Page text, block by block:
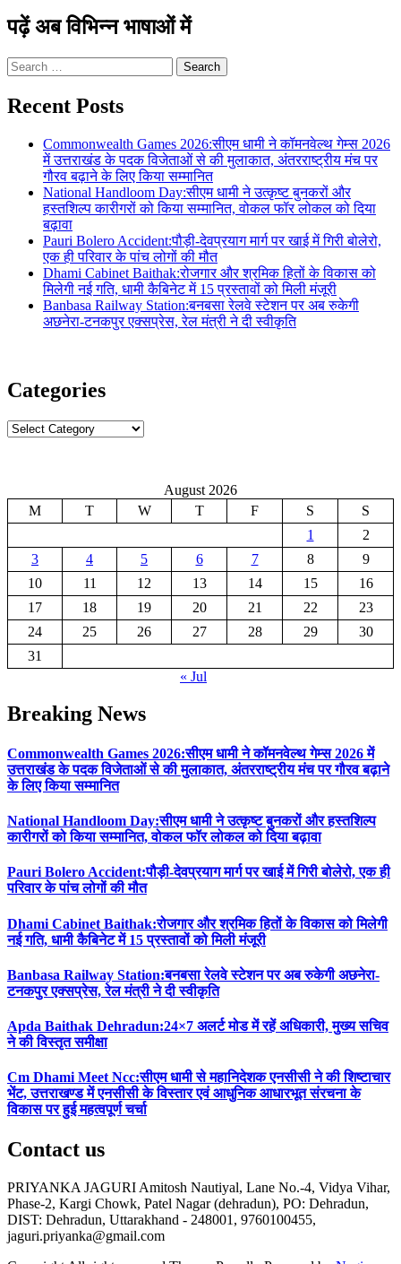
पढ़ें अब विभिन्न भाषाओं में
Search
for:
Recent Posts
Commonwealth Games 2026:सीएम धामी ने कॉमनवेल्थ गेम्स 2026
में उत्तराखंड के पदक विजेताओं से की मुलाकात, अंतरराष्ट्रीय मंच पर
गौरव बढ़ाने के लिए किया सम्मानित
National Handloom Day:सीएम धामी ने उत्कृष्ट बुनकरों और
हस्तशिल्प कारीगरों को किया सम्मानित, वोकल फॉर लोकल को दिया
बढ़ावा
Pauri Bolero Accident:पौड़ी-देवप्रयाग मार्ग पर खाई में गिरी बोलेरो,
एक ही परिवार के पांच लोगों की मौत
Dhami Cabinet Baithak:रोजगार और श्रमिक हितों के विकास को
मिलेगी नई गति, धामी कैबिनेट में 15 प्रस्तावों को मिली मंजूरी
Banbasa Railway Station:बनबसा रेलवे स्टेशन पर अब रुकेगी
अछनेरा-टनकपुर एक्सप्रेस, रेल मंत्री ने दी स्वीकृति
Categories
Categories
August 2026
M
T W T F S
S
1
2
3
4 5 6 7 8
9
10
11 12 13 14 15
16
17
18 19 20 21 22
23
24
25 26 27 28 29
30
31
« Jul
Breaking News
Commonwealth Games 2026:सीएम धामी ने कॉमनवेल्थ गेम्स 2026 में
उत्तराखंड के पदक विजेताओं से की मुलाकात, अंतरराष्ट्रीय मंच पर गौरव बढ़ाने
के लिए किया सम्मानित
National Handloom Day:सीएम धामी ने उत्कृष्ट बुनकरों और हस्तशिल्प
कारीगरों को किया सम्मानित, वोकल फॉर लोकल को दिया बढ़ावा
Pauri Bolero Accident:पौड़ी-देवप्रयाग मार्ग पर खाई में गिरी बोलेरो, एक ही
परिवार के पांच लोगों की मौत
Dhami Cabinet Baithak:रोजगार और श्रमिक हितों के विकास को मिलेगी
नई गति, धामी कैबिनेट में 15 प्रस्तावों को मिली मंजूरी
Banbasa Railway Station:बनबसा रेलवे स्टेशन पर अब रुकेगी अछनेरा-
टनकपुर एक्सप्रेस, रेल मंत्री ने दी स्वीकृति
Apda Baithak Dehradun:24×7 अलर्ट मोड में रहें अधिकारी, मुख्य सचिव
ने की विस्तृत समीक्षा
Cm Dhami Meet Ncc:सीएम धामी से महानिदेशक एनसीसी ने की शिष्टाचार
भेंट, उत्तराखण्ड में एनसीसी के विस्तार एवं आधुनिक आधारभूत संरचना के
विकास पर हुई महत्वपूर्ण चर्चा
Contact us
PRIYANKA JAGURI Amitosh Nautiyal, Lane No.-4, Vidya Vihar,
Phase-2, Kargi Chowk, Patel Nagar (dehradun), PO: Dehradun,
DIST: Dehradun, Uttarakhand - 248001, 9760100455,
jaguri.priyanka@gmail.com